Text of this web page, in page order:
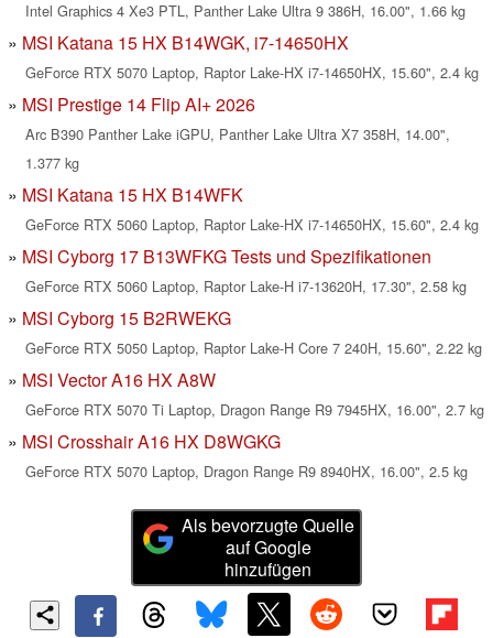
Intel Graphics 4 Xe3 PTL, Panther Lake Ultra 9 386H, 16.00", 1.66 kg
MSI Katana 15 HX B14WGK, i7-14650HX
GeForce RTX 5070 Laptop, Raptor Lake-HX i7-14650HX, 15.60", 2.4 kg
MSI Prestige 14 Flip AI+ 2026
Arc B390 Panther Lake iGPU, Panther Lake Ultra X7 358H, 14.00",
1.377 kg
MSI Katana 15 HX B14WFK
GeForce RTX 5060 Laptop, Raptor Lake-HX i7-14650HX, 15.60", 2.4 kg
MSI Cyborg 17 B13WFKG Tests und Spezifikationen
GeForce RTX 5060 Laptop, Raptor Lake-H i7-13620H, 17.30", 2.58 kg
MSI Cyborg 15 B2RWEKG
GeForce RTX 5050 Laptop, Raptor Lake-H Core 7 240H, 15.60", 2.22 kg
MSI Vector A16 HX A8W
GeForce RTX 5070 Ti Laptop, Dragon Range R9 7945HX, 16.00", 2.7 kg
MSI Crosshair A16 HX D8WGKG
GeForce RTX 5070 Laptop, Dragon Range R9 8940HX, 16.00", 2.5 kg
Als bevorzugte Quelle
auf Google
hinzufügen